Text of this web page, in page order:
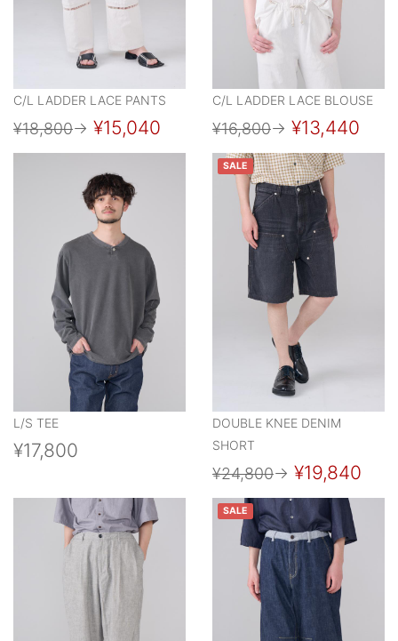
C/L LADDER LACE PANTS
¥18,800→ ¥15,040
C/L LADDER LACE BLOUSE
¥16,800→ ¥13,440
L/S TEE
¥17,800
SALE
DOUBLE KNEE DENIM
SHORT
¥24,800→ ¥19,840
SALE